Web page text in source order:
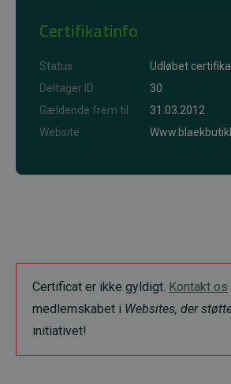
Certifikatinfo
Status
Udløbet
Deltager ID
30
Gældende frem til
31.03.2012
Website
Certificat er ikke gyldigt. Kontakt os
medlemskabet i Websites, der
initiativet!